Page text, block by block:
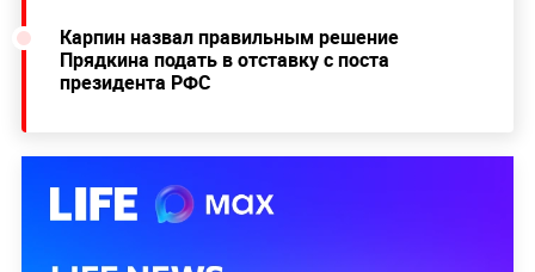
Карпин назвал правильным решение
Прядкина подать в отставку с поста
президента РФС